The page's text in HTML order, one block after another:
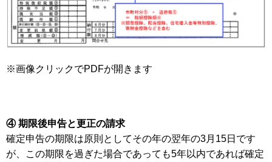
※画像クリックでPDFが開きます
④ 期限後申告と更正の請求
確定申告の期限は原則としてその年の翌年の3月15日です
が、この期限を過ぎた場合であっても5年以内であれば確定